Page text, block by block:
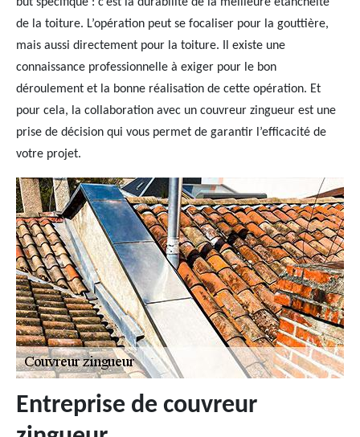
de la toiture. L’opération peut se focaliser pour la gouttière,
mais aussi directement pour la toiture. Il existe une
connaissance professionnelle à exiger pour le bon
déroulement et la bonne réalisation de cette opération. Et
pour cela, la collaboration avec un couvreur zingueur est une
prise de décision qui vous permet de garantir l’efficacité de
votre projet.
Entreprise de couvreur